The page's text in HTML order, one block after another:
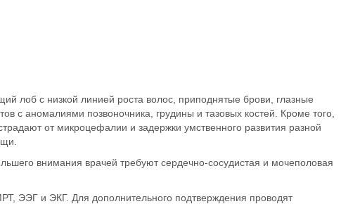
лоб с низкой линией роста волос, приподнятые брови, глазные
с аномалиями позвоночника, грудины и тазовых костей. Кроме того,
от микроцефалии и задержки умственного развития разной
внимания врачей требуют сердечно-сосудистая и мочеполовая
ЭЭГ и ЭКГ. Для дополнительного подтверждения проводят